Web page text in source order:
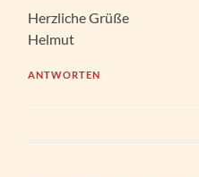
Herzliche Grüße
Helmut
ANTWORTEN